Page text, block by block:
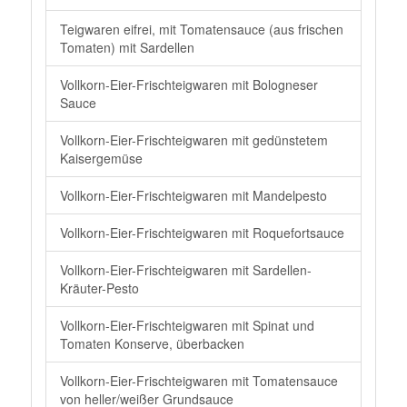
Teigwaren eifrei, mit Tomatensauce (aus frischen
Tomaten) mit Sardellen
Vollkorn-Eier-Frischteigwaren mit Bologneser
Sauce
Vollkorn-Eier-Frischteigwaren mit gedünstetem
Kaisergemüse
Vollkorn-Eier-Frischteigwaren mit Mandelpesto
Vollkorn-Eier-Frischteigwaren mit Roquefortsauce
Vollkorn-Eier-Frischteigwaren mit Sardellen-
Kräuter-Pesto
Vollkorn-Eier-Frischteigwaren mit Spinat und
Tomaten Konserve, überbacken
Vollkorn-Eier-Frischteigwaren mit Tomatensauce
von heller/weißer Grundsauce